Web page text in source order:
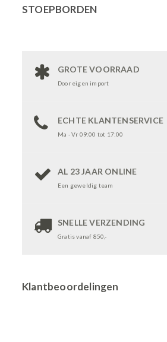
STOEPBORDEN
GROTE VOORRAAD
Door eigen import
ECHTE KLANTENSERVICE
Ma - Vr 09:00 tot 17:00
AL 23 JAAR ONLINE
Een geweldig team
SNELLE VERZENDING
Gratis vanaf 850,-
Klantbeoordelingen